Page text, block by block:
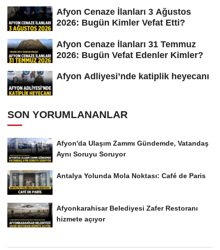
Afyon Cenaze İlanları 3 Ağustos
2026: Bugün Kimler Vefat Etti?
Afyon Cenaze İlanları 31 Temmuz
2026: Bugün Vefat Edenler Kimler?
Afyon Adliyesi’nde katiplik heyecanı
SON YORUMLANANLAR
Afyon'da Ulaşım Zammı Gündemde, Vatandaş
Aynı Soruyu Soruyor
Antalya Yolunda Mola Noktası: Café de Paris
Afyonkarahisar Belediyesi Zafer Restoranı
hizmete açıyor